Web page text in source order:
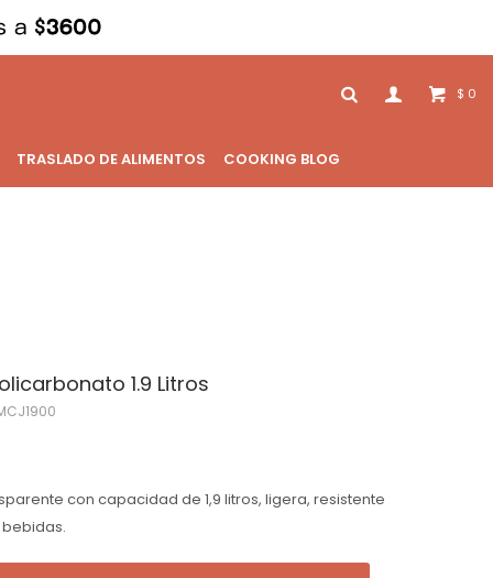
TRASLADO DE ALIMENTOS COOKING BLOG
$ 0
1.9 Litros
con capacidad de 1,9 litros, ligera, resistente